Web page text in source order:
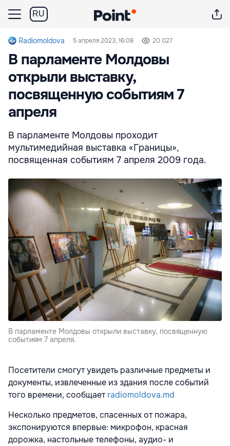
RU
Radiomoldova 5 апреля 2023, 16:08 20 027
В парламенте Молдовы
открыли выставку,
посвященную событиям 7
апреля
В парламенте Молдовы проходит
мультимедийная выставка «Границы»,
посвященная событиям 7 апреля 2009 года.
В парламенте Молдовы открыли выставку, посвященную
событиям 7 апреля.
Посетители смогут увидеть различные предметы и
документы, извлеченные из здания после событий
того времени, сообщаетradiomoldova.md
Несколько предметов, спасенных от пожара,
экспонируются впервые: микрофон, красная
дорожка, настольные телефоны, аудио- и